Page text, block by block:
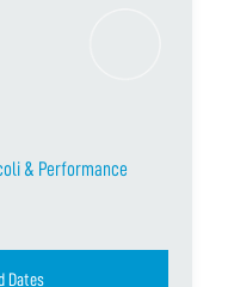
& Performance
Dates